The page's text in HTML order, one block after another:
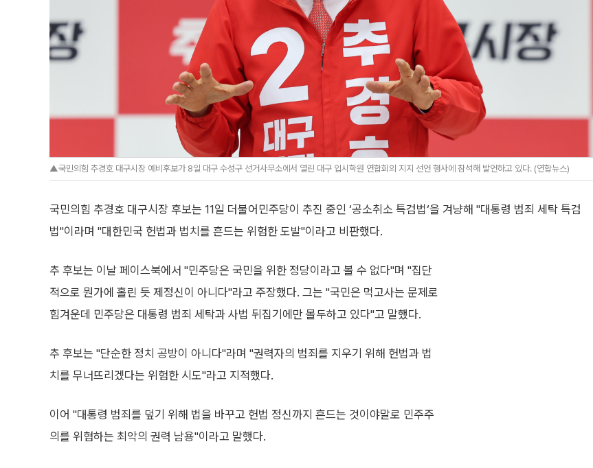
▲국민의힘 추경호 대구시장 예비후보가 8일 대구 수성구 선거사무소에서 열린 대구 입시학원 연합회의 지지 선언 행사에 참석해 발언하고 있다. (연합뉴스)
국민의힘 추경호 대구시장 후보는 11일 더불어민주당이 추진 중인 ‘공소취소 특검법‘을 겨냥해 "대통령 범죄 세탁 특검
법"이라며 "대한민국 헌법과 법치를 흔드는 위험한 도발"이라고 비판했다.
추 후보는 이날 페이스북에서 "민주당은 국민을 위한 정당이라고 볼 수 없다"며 "집단
적으로 뭔가에 홀린 듯 제정신이 아니다"라고 주장했다. 그는 "국민은 먹고사는 문제로
힘겨운데 민주당은 대통령 범죄 세탁과 사법 뒤집기에만 몰두하고 있다"고 말했다.
추 후보는 "단순한 정치 공방이 아니다"라며 "권력자의 범죄를 지우기 위해 헌법과 법
치를 무너뜨리겠다는 위험한 시도"라고 지적했다.
이어 "대통령 범죄를 덮기 위해 법을 바꾸고 헌법 정신까지 흔드는 것이야말로 민주주
의를 위협하는 최악의 권력 남용"이라고 말했다.